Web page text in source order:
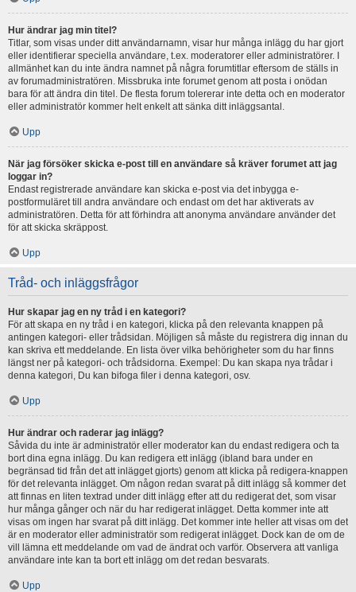
Hur ändrar jag min titel?
Titlar, som visas under ditt användarnamn, visar hur många inlägg du har gjort
eller identifierar speciella användare, t.ex. moderatorer eller administratörer. I
allmänhet kan du inte ändra namnet på några forumtitlar eftersom de ställs in
av forumadministratören. Missbruka inte forumet genom att posta i onödan
bara för att ändra din titel. De flesta forum tolererar inte detta och en moderator
eller administratör kommer helt enkelt att sänka ditt inläggsantal.
Upp
När jag försöker skicka e-post till en användare så kräver forumet att jag
loggar in?
Endast registrerade användare kan skicka e-post via det inbygga e-
postformuläret till andra användare och endast om det har aktiverats av
administratören. Detta för att förhindra att anonyma användare använder det
för att skicka skräppost.
Upp
Tråd- och inläggsfrågor
Hur skapar jag en ny tråd i en kategori?
För att skapa en ny tråd i en kategori, klicka på den relevanta knappen på
antingen kategori- eller trådsidan. Möjligen så måste du registrera dig innan du
kan skriva ett meddelande. En lista över vilka behörigheter som du har finns
längst ner på kategori- och trådsidorna. Exempel: Du kan skapa nya trådar i
denna kategori, Du kan bifoga filer i denna kategori, osv.
Upp
Hur ändrar och raderar jag inlägg?
Såvida du inte är administratör eller moderator kan du endast redigera och ta
bort dina egna inlägg. Du kan redigera ett inlägg (ibland bara under en
begränsad tid från det att inlägget gjorts) genom att klicka på redigera-knappen
för det relevanta inlägget. Om någon redan svarat på ditt inlägg så kommer det
att finnas en liten textrad under ditt inlägg efter att du redigerat det, som visar
hur många gånger och när du har redigerat inlägget. Detta kommer inte att
visas om ingen har svarat på ditt inlägg. Det kommer inte heller att visas om det
är en moderator eller administratör som redigerat inlägget. Dock kan de om de
vill lämna ett meddelande om vad de ändrat och varför. Observera att vanliga
användare inte kan ta bort ett inlägg om det redan besvarats.
Upp